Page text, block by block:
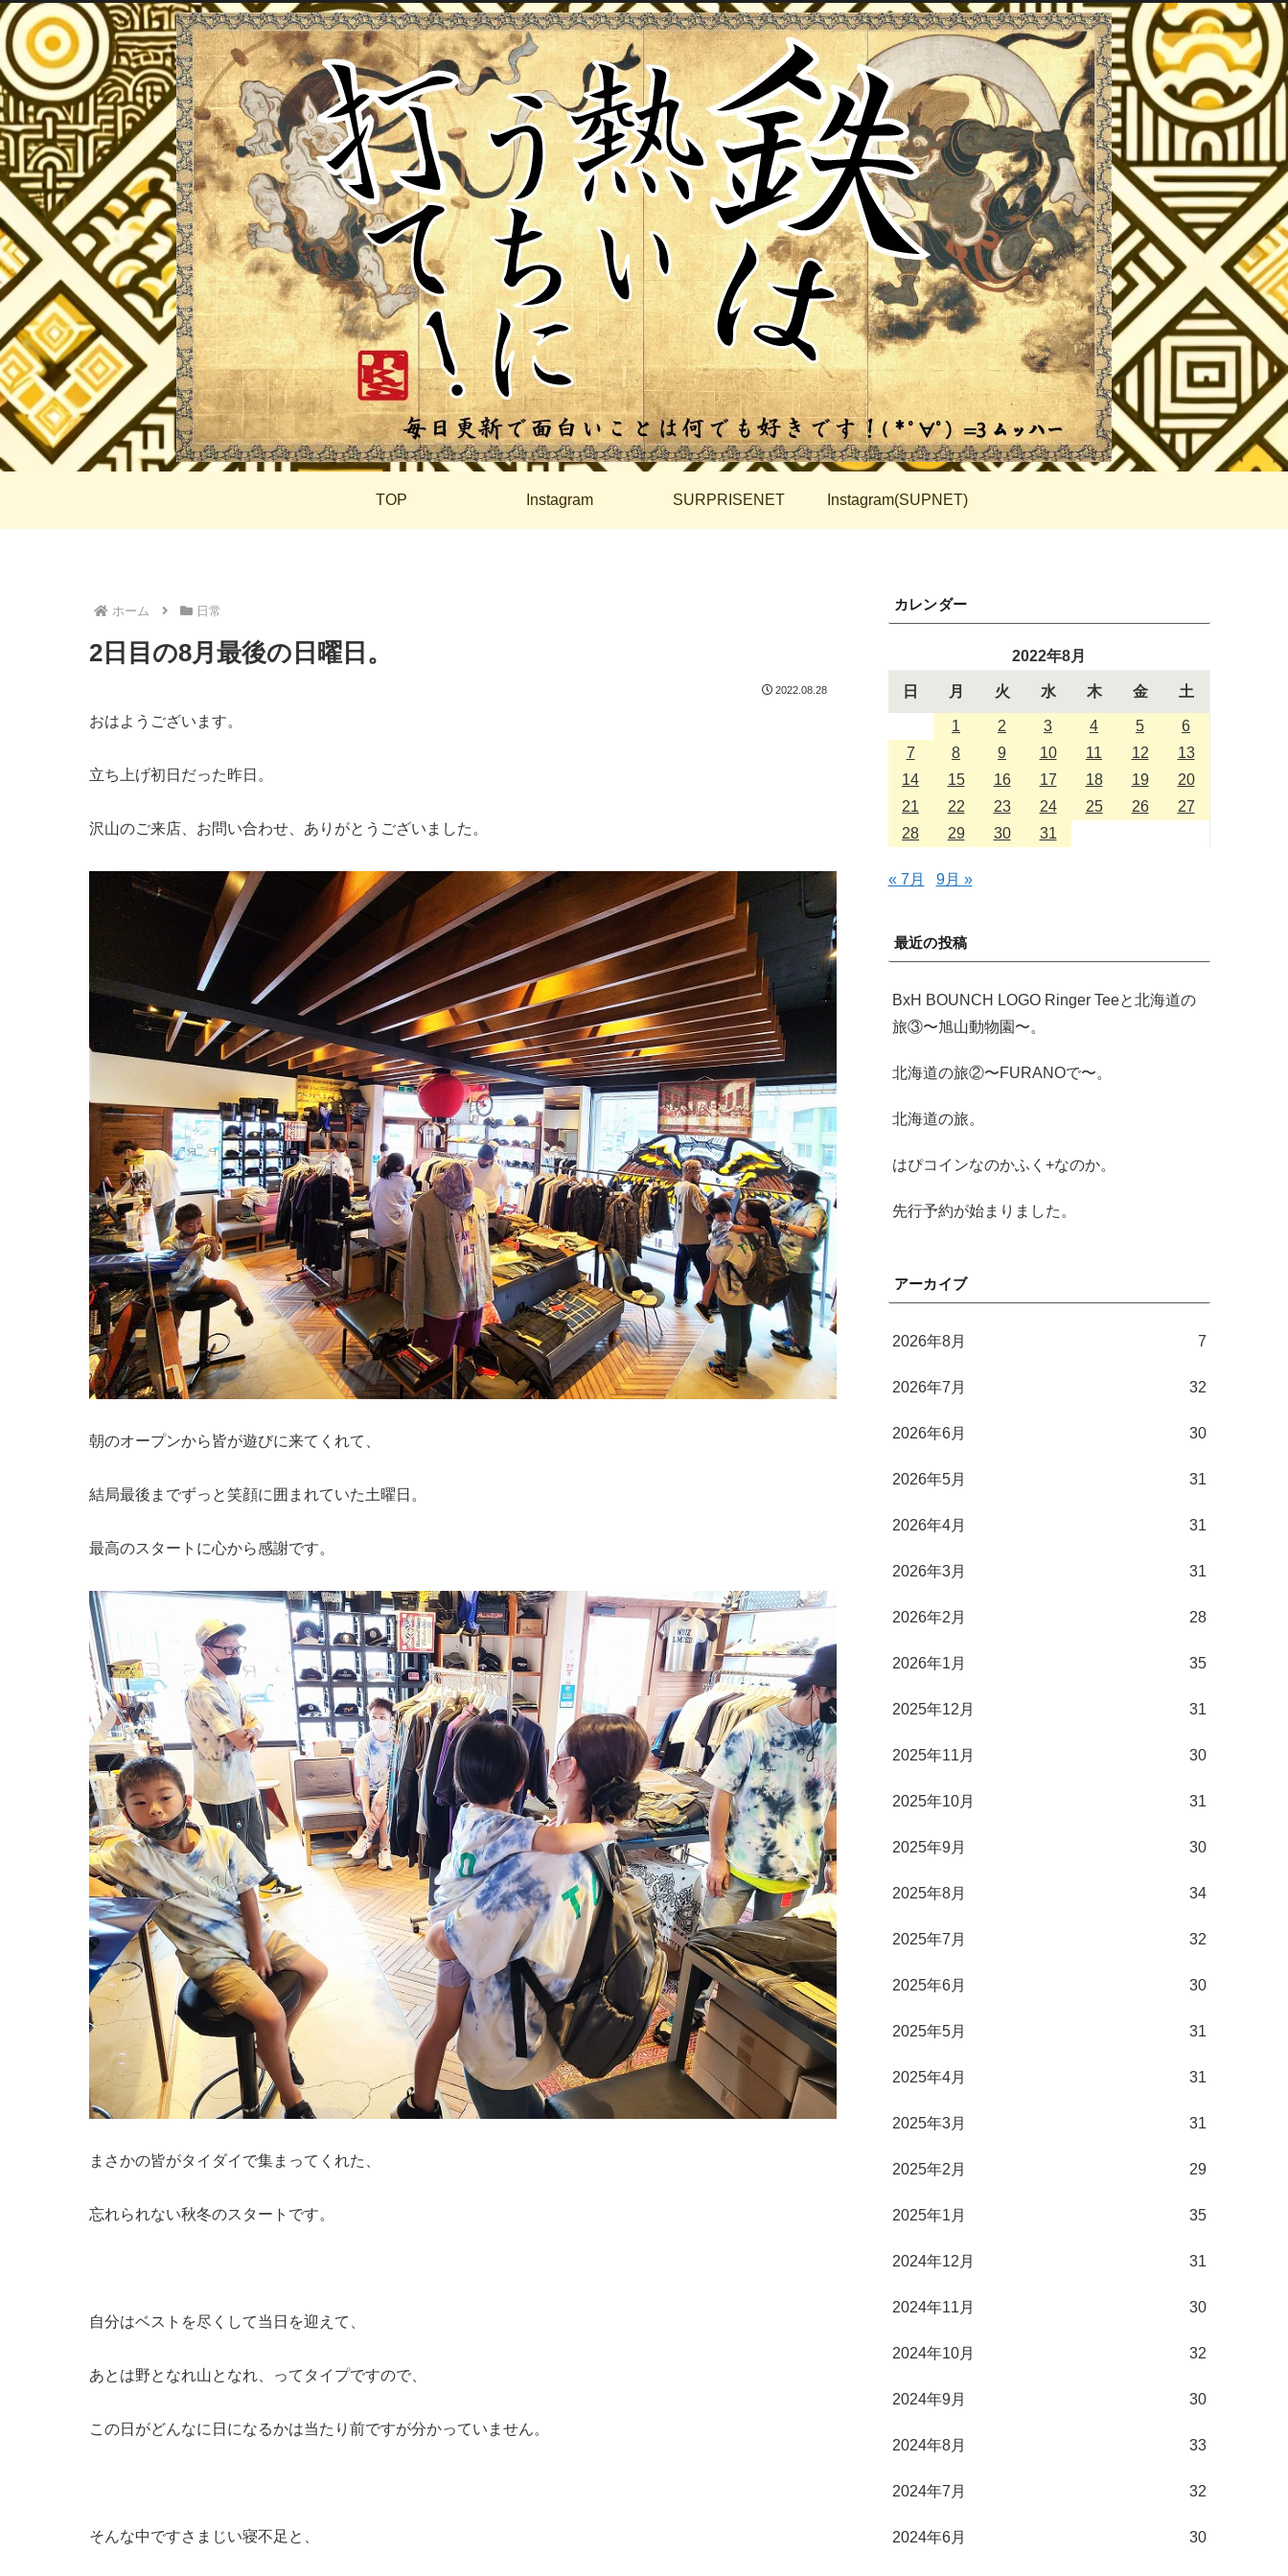
TOP Instagram SURPRISENET Instagram(SUPNET)
ホーム 日常
2日目の8月最後の日曜日。
2022.08.28
おはようございます。
立ち上げ初日だった昨日。
沢山のご来店、お問い合わせ、ありがとうございました。
朝のオープンから皆が遊びに来てくれて、
結局最後までずっと笑顔に囲まれていた土曜日。
最高のスタートに心から感謝です。
まさかの皆がタイダイで集まってくれた、
忘れられない秋冬のスタートです。
自分はベストを尽くして当日を迎えて、
あとは野となれ山となれ、ってタイプですので、
この日がどんなに日になるかは当たり前ですが分かっていません。
そんな中ですさまじい寝不足と、
カレンダー
2022年8月
日 月 火 水 木 金 土
1 2 3 4 5
6
7
8 9 10 11 12
13
14
15 16 17 18 19
20
21
22 23 24 25 26
27
28
29 30 31
« 7月 9月 »
最近の投稿
BxH BOUNCH LOGO Ringer Teeと北海道の
旅③〜旭山動物園〜。
北海道の旅②〜FURANOで〜。
北海道の旅。
はぴコインなのかふく+なのか。
先行予約が始まりました。
アーカイブ
2026年8月 7
2026年7月 32
2026年6月 30
2026年5月 31
2026年4月 31
2026年3月 31
2026年2月 28
2026年1月 35
2025年12月 31
2025年11月 30
2025年10月 31
2025年9月 30
2025年8月 34
2025年7月 32
2025年6月 30
2025年5月 31
2025年4月 31
2025年3月 31
2025年2月 29
2025年1月 35
2024年12月 31
2024年11月 30
2024年10月 32
2024年9月 30
2024年8月 33
2024年7月 32
2024年6月 30